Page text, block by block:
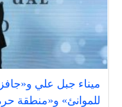
ميناء جبل علي
للموانئ» و«منطقة